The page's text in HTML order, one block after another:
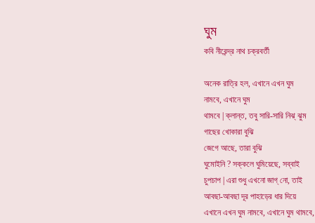
ঘুম
কবি নীরেন্দ্র নাথ চক্রবর্তী
অনেক রাত্রি হল, এখানে এখন ঘুম
নামবে, এখানে ঘুম
থামবে | ক্লান্ত, তবু সারি-সারি নিঝ্ ঝুম
গাছের খোকারা বুঝি
জেগে আছে, তারা বুঝি
ঘুমোইনি ? সক্কলে ঘুমিয়েছে, সব্বাই
চুপচাপ | এরা শুধু এখনো জাগ্ নো, তাই
আবছা-আবছা দূর পাহাড়ের ধার দিয়ে
এখানে এখন ঘুম নামবে, এখানে ঘুম থামবে,